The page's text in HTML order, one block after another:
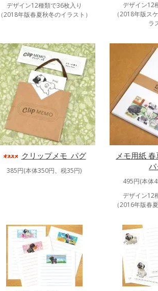
デザイン12種類で36枚入り
（2018年版春夏秋冬のイラスト）
デザイン12
（2018年版ス
ラ
クリップメモ_パグ
385円(本体350円、税35円)
メモ用紙
パ
495円(本体
デザイン12
（2016年版春